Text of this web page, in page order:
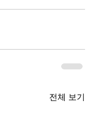
전체 보기